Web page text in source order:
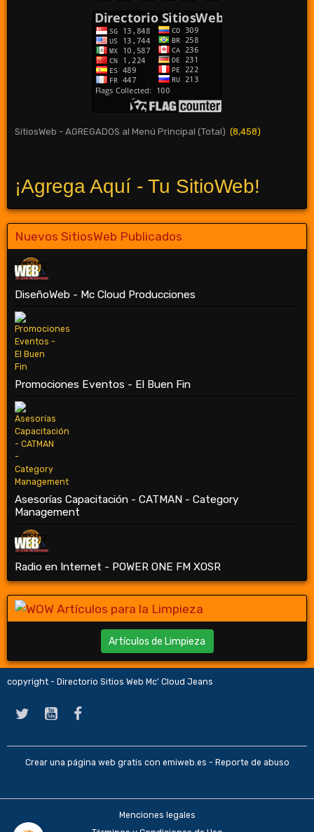
SitiosWeb - AGREGADOS al Menú Principal (Total) (8,458)
¡Agrega Aquí - Tu SitioWeb!
Nuevos SitiosWeb Publicados
DiseñoWeb - Mc Cloud Producciones
Promociones Eventos - El Buen Fin
Asesorías Capacitación - CATMAN - Category
Management
Radio en Internet - POWER ONE FM XOSR
Artículos de Limpieza
copyright - Directorio Sitios Web Mc' Cloud Jeans
Crear una página web gratis con emiweb.es - Reporte de abuso
Menciones legales